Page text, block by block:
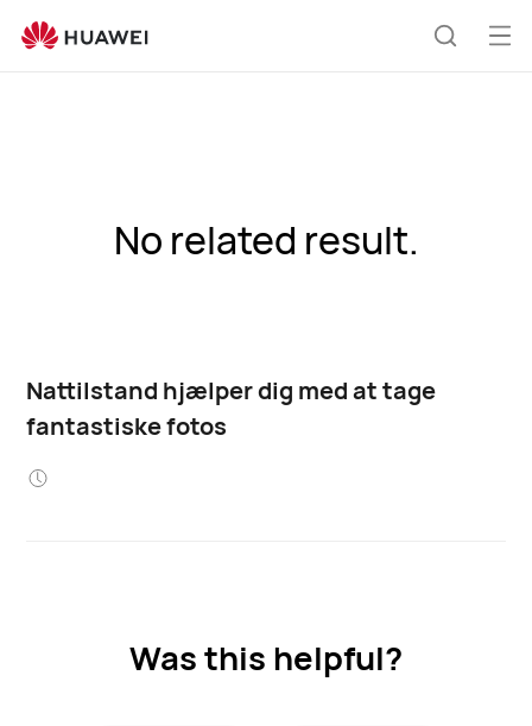
Åbn
No related result.
Nattilstand hjælper dig med at tage
fantastiske fotos
Was this helpful?